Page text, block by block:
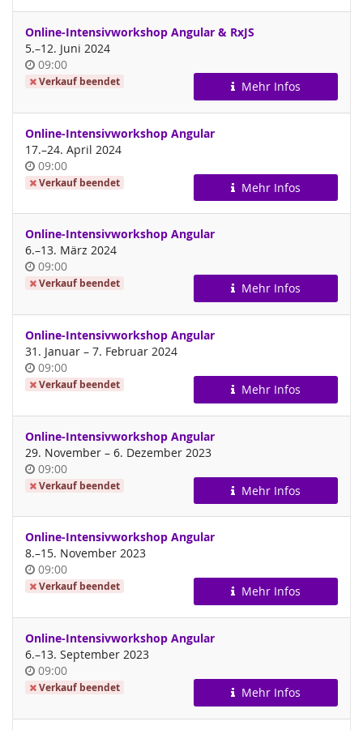
Online-Intensivworkshop Angular & RxJS
5.–bis
12. Juni 2024
Uhrzeit
09:00
Verkauf beendet Mehr Infos
Online-Intensivworkshop Angular
17.–bis
24. April 2024
Uhrzeit
09:00
Verkauf beendet Mehr Infos
Online-Intensivworkshop Angular
6.–bis
13. März 2024
Uhrzeit
09:00
Verkauf beendet Mehr Infos
Online-Intensivworkshop Angular
31. Januar –bis
7. Februar 2024
Uhrzeit
09:00
Verkauf beendet Mehr Infos
Online-Intensivworkshop Angular
29. November –bis6. Dezember 2023
Uhrzeit
09:00
Verkauf beendet Mehr Infos
Online-Intensivworkshop Angular
8.–bis
15. November 2023
Uhrzeit
09:00
Verkauf beendet Mehr Infos
Online-Intensivworkshop Angular
6.–bis
13. September 2023
Uhrzeit
09:00
Verkauf beendet Mehr Infos